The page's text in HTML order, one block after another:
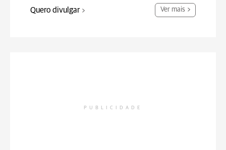
Quero divulgar Ver mais
PUBLICIDADE